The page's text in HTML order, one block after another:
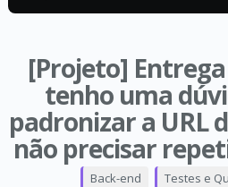
[Projeto]
tenho uma
padronizar a URL
não precisar
Back-end Testes e